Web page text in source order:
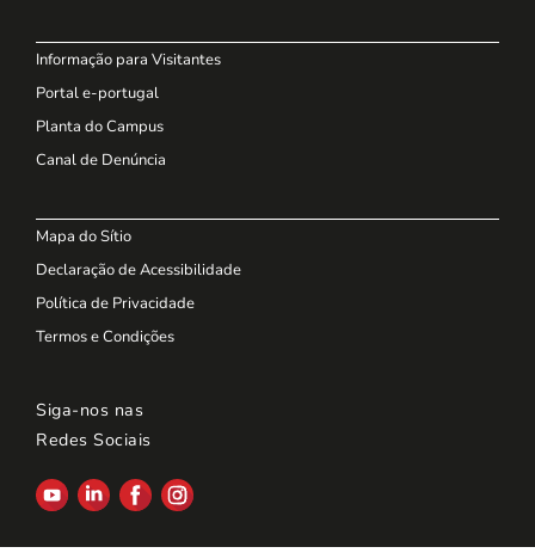
Informação para Visitantes
Portal e-portugal
Planta do Campus
Canal de Denúncia
Mapa do Sítio
Declaração de Acessibilidade
Política de Privacidade
Termos e Condições
Siga-nos nas
Redes Sociais